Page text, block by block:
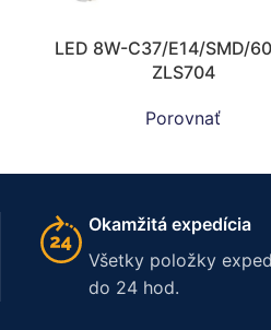
LED 8W-C37/E14/SMD/
ZLS704
Porovnať
Okamžitá expedícia
Všetky položky
do 24 hod.